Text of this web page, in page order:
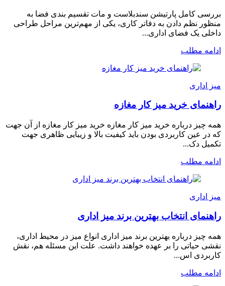
بررسی کامل پارتیشن سندبلاست و مات تقسیم بندی فضا به
منظور نظم دادن به دفاتر کاری، یکی از مهم‌ترین مراحل طراحی
داخلی یک فضای اداری...
ادامه مطلب
میز اداری
راهنمای خرید میز کار مغازه
همه چیز درباره خرید میز کار مغازه خرید میز کار مغازه از آن جهت
که در عین کاربردی بودن باید کیفیت بالا و زیبایی ظاهری جهت
تکمیل دک...
ادامه مطلب
میز اداری
راهنمای انتخاب بهترین برند میز اداری
همه چیز درباره بهترین برند میز اداری انواع میز در محیط اداری،
نقشی حیاتی را بر عهده خواهند داشت. علت این مسئله هم، نقش
کاربردی اس...
ادامه مطلب